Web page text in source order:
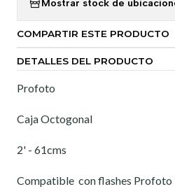
Mostrar stock de
COMPARTIR ESTE PRODUCTO
DETALLES DEL PRODUCTO
Profoto
Caja Octogonal
2' - 61cms
Compatible con flashes